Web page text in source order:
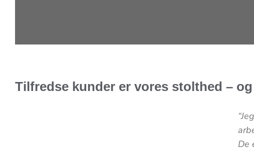
Tilfredse kunder er vores stolthed –
De